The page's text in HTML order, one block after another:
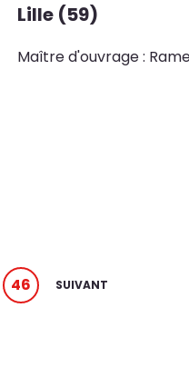
Lille (59)
Maître d'ouvrage :
46 SUIVANT